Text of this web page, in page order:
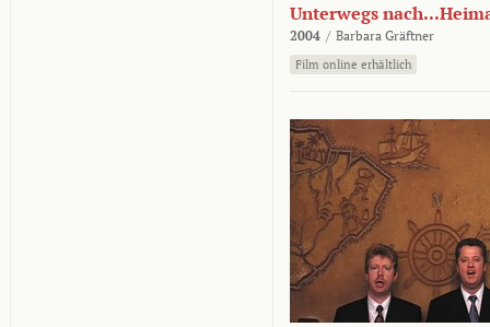
Unterwegs
2004 / Barbara Gräftner
Film online erhältlich